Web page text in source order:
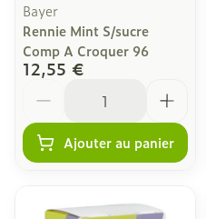
Bayer
Rennie Mint S/sucre
Comp A Croquer 96
12,55 €
Ajouter au panier